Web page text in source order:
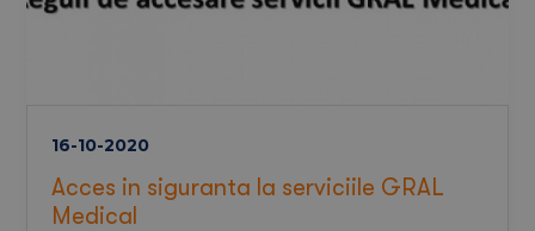
16-10-2020
Acces in siguranta la serviciile GRAL
Medical